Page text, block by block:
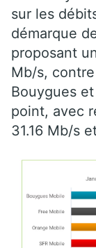
sur les
démarque
proposant
Mb/s,
Bouygues
point, avec
31.16 Mb/s